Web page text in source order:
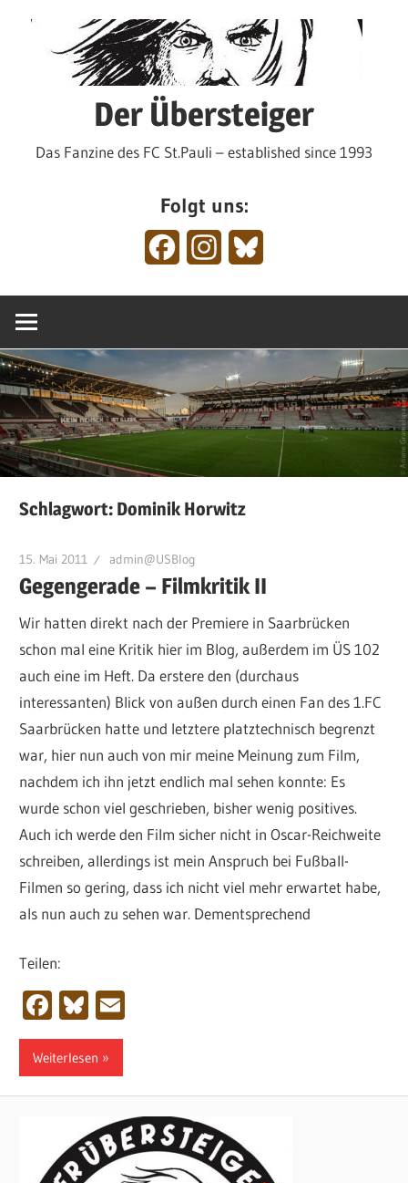
Der Übersteiger
Das Fanzine des FC St.Pauli – established since 1993
Folgt uns:
FacebookInstagram
Schlagwort: Dominik Horwitz
15. Mai 2011 admin@USBlog
Gegengerade – Filmkritik II
Wir hatten direkt nach der Premiere in Saarbrücken
schon mal eine Kritik hier im Blog, außerdem im ÜS 102
auch eine im Heft. Da erstere den (durchaus
interessanten) Blick von außen durch einen Fan des 1.FC
Saarbrücken hatte und letztere platztechnisch begrenzt
war, hier nun auch von mir meine Meinung zum Film,
nachdem ich ihn jetzt endlich mal sehen konnte: Es
wurde schon viel geschrieben, bisher wenig positives.
Auch ich werde den Film sicher nicht in Oscar-Reichweite
schreiben, allerdings ist mein Anspruch bei Fußball-
Filmen so gering, dass ich nicht viel mehr erwartet habe,
als nun auch zu sehen war. Dementsprechend
Teilen:
Facebook
Bluesky
Weiterlesen